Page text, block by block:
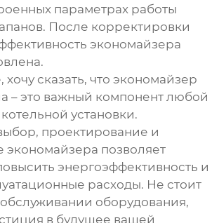
параметрах работы
После корректировки
экономайзера
сказать, чтоэкономайзер
– это важный компонент любой
установки.
проектирование и
экономайзера позволяет
энергоэффективность и
расходы. Не стоит
оборудования,
в будущее вашей